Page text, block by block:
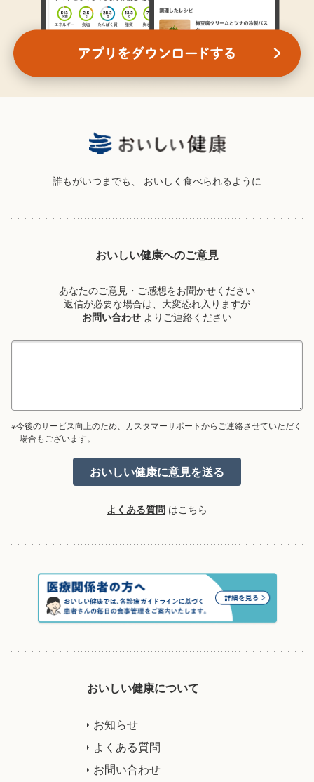
誰もがいつまでも、 おいしく食べられるように
おいしい健康へのご意見
あなたのご意見・ご感想をお聞かせください
返信が必要な場合は、大変恐れ入りますが
お問い合わせ よりご連絡ください
※今後のサービス向上のため、カスタマーサポートからご連絡させていただく
場合もございます。
よくある質問 はこちら
おいしい健康について
お知らせ
よくある質問
お問い合わせ